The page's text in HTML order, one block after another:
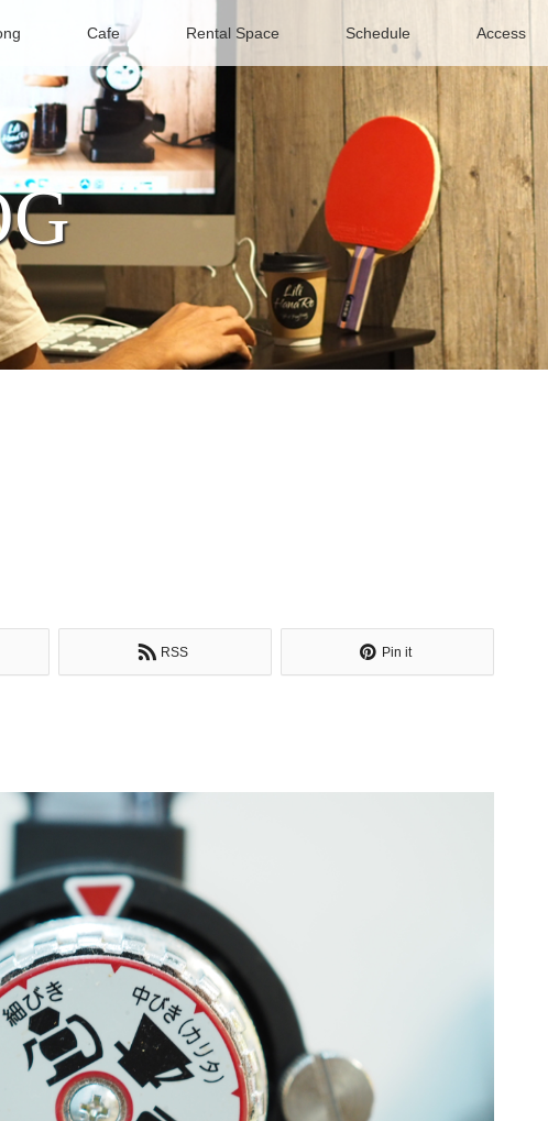
Cafe Rental Space Schedule Access
RSS Pin it